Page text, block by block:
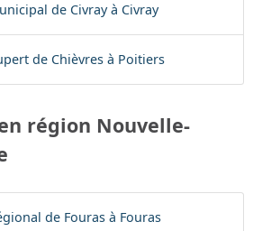
de Civray à Civray
de Chièvres à Poitiers
région Nouvelle-
de Fouras à Fouras